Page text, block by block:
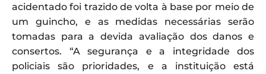
acidentado foi trazido de volta à base por meio de
um guincho, e as medidas necessárias serão
tomadas para a devida avaliação dos danos e
consertos. “A segurança e a integridade dos
policiais são prioridades, e a instituição está